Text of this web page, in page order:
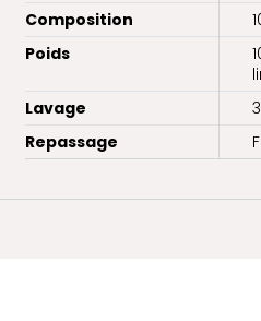
Composition
Poids
Lavage
Repassage